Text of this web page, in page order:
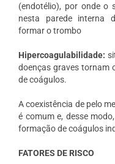
(endotélio), por onde o
nesta parede interna
formar o trombo
Hipercoagulabilidade:
doenças graves tornam
de coágulos.
A coexistência de pelo
é comum e, desse
formação de coágulos
FATORES DE RISCO